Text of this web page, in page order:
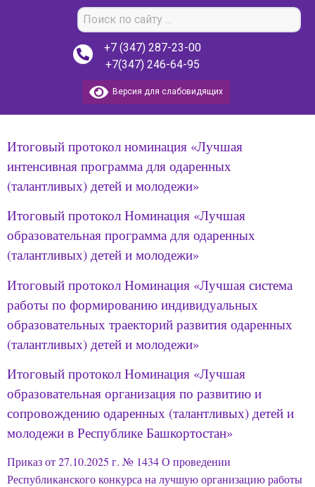
+7 (347) 287-23-00
+7(347) 246-64-95
Версия для слабовидящих
Итоговый протокол номинация «Лучшая
интенсивная программа для одаренных
(талантливых) детей и молодежи»
Итоговый протокол Номинация «Лучшая
образовательная программа для одаренных
(талантливых) детей и молодежи»
Итоговый протокол Номинация «Лучшая система
работы по формированию индивидуальных
образовательных траекторий развития одаренных
(талантливых) детей и молодежи»
Итоговый протокол Номинация «Лучшая
образовательная организация по развитию и
сопровождению одаренных (талантливых) детей и
молодежи в Республике Башкортостан»
Приказ от 27.10.2025 г. № 1434 О проведении
Республиканского конкурса на лучшую организацию работы